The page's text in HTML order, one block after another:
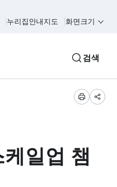
누리집안내지도 화면크기
검색
프린트
공
일업 챔